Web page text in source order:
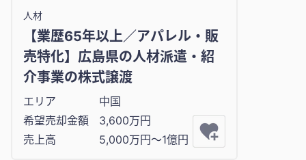
人材
【業歴65年以上／アパレル・販
売特化】広島県の人材派遣・紹
介事業の株式譲渡
エリア
中国
希望売却金額
3,600万円
売上高
5,000万円〜1億円